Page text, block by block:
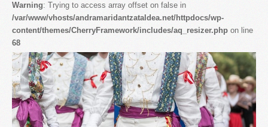
Warning: Trying to access array offset on false in
/var/www/vhosts/andramaridantzataldea.net/httpdocs/wp-
content/themes/CherryFramework/includes/aq_resizer.php on line
68